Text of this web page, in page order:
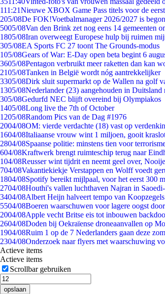
111:21Nieuwe XBOX Game Pass titels voor de
205/08De FOK!Voetbalmanager 2026/2027 is
5005/08Van den Brink zet nog eens 14 gemeenten
1805/08Iran overweegt Europese hulp bij ruimen
305/08EA Sports FC 27 toont The Grounds-modus
105/08Gears of War: E-Day open beta begint 6
3605/08Pentagon verbruikt meer raketten dan kan
2105/08Tanken in België wordt nóg aantrekkelijker
3305/08Dirk sluit supermarkt op de Wallen na golf
1305/08Nederlander (23) aangehouden in Duitsland
305/08Gedurfd NEC blijft overeind bij Olympiakos
1405/08Long live the 7th of October
1205/08Random Pics van de Dag #1976
2004/08OM: vierde verdachte (18) vast op
1604/08Italiaanse vrouw wint 1 miljoen, gooit
2804/08Spaanse politie: minstens tien voor
604/08Kraftwerk brengt ruimteschip terug naar
104/08Reusser wint tijdrit en neemt geel over,
704/08Vakantiekiekje Verstappen en Wolff voedt
1804/08Spotify bereikt mijlpaal, voor het eerst 300
2704/08Houthi's vallen luchthaven Najran in
3404/08Albert Heijn halveert tempo van
5504/08Boeren waarschuwen voor lagere oogst
2004/08Apple vecht Britse eis tot inbouwen
2604/08Doden bij Oekraïense droneaanvallen op
1904/08Ruim 1 op de 7 Nederlanders gaan deze
2304/08Onderzoek naar flyers met waarschuwing
Actieve items
Actieve items
Scrollbar gebruiken
opslaan